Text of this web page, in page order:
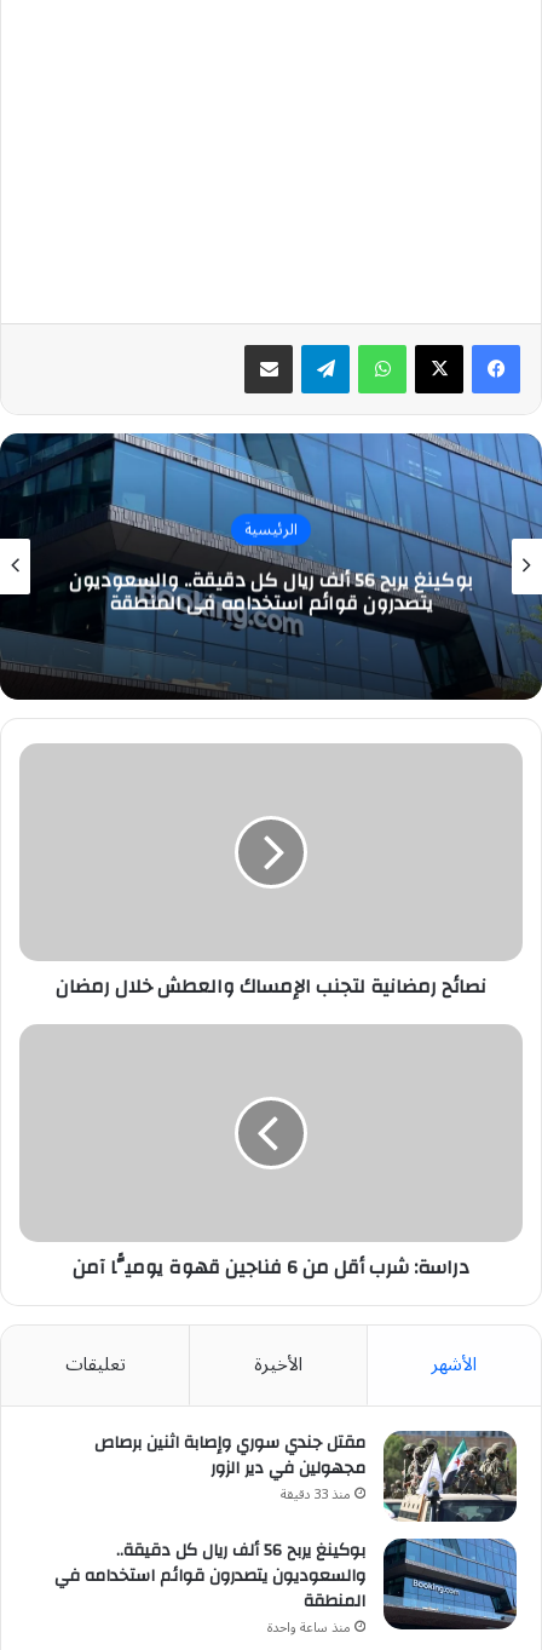
واتسابتيلقرام مشاركة عبر البريد
الرئيسية
بوكينغ يربح 56 ألف ريال كل دقيقة.. والسعوديون
يتصدرون قوائم استخدامه في المنطقة
نصائح
نصائح رمضانية لتجنب الإمساك والعطش خلال رمضان
دراسة:
آمن
دراسة: شرب أقل من 6 فناجين قهوة يوميًّا آمن
الأشهر الأخيرة تعليقات
مقتل جندي سوري وإصابة اثنين برصاص
مجهولين في دير الزور
منذ 33 دقيقة
بوكينغ يربح 56 ألف ريال كل دقيقة..
والسعوديون يتصدرون قوائم استخدامه في
المنطقة
منذ ساعة واحدة